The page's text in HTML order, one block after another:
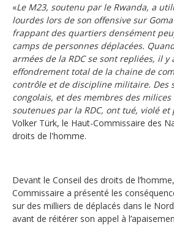
«Le M23, soutenu par le Rwanda, a
lourdes lors de son offensive sur
frappant des quartiers densément
camps de personnes déplacées.
armées de la RDC se sont repliées, il y
effondrement total de la chaine de
contrôle et de discipline militaire. Des
congolais, et des membres des milices
soutenues par la RDC, ont tué, violé et
Volker Türk, le Haut-Commissaire des
droits de l'homme.
Devant le Conseil des droits de
Commissaire a présenté les
sur des milliers de déplacés dans le
avant de réitérer son appel à